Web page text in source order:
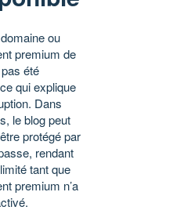
ou
premium de
été
qui explique
Dans
le blog peut
protégé par
rendant
tant que
premium n’a